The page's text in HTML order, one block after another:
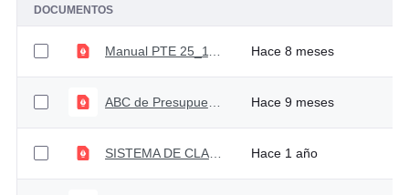
DOCUMENTOS
Hace 8 meses
Hace 9 meses
SISTEMA DE CLASIFICACIÓN PRESUPUESTAL-AGOSTO 2020 Hace 1 año